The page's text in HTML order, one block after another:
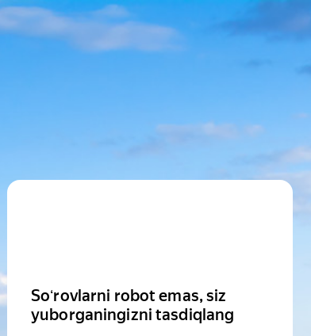
Soʻrovlarni robot emas, siz
yuborganingizni tasdiqlang